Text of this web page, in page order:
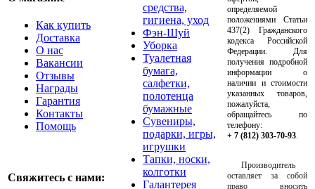
Как купить
Доставка
О нас
Вакансии
Отзывы
Награды
Гарантия
Контакты
Помощь
Свяжитесь с нами:
средства,
гигиена, уход
Фэн-Шуй
Уборка
Туалетная
бумага,
салфетки,
полотенца
бумажные
Сувениры,
подарки, игры,
игрушки
Тапки, носки,
колготки
Галантерея
определяемой
положениями Статьи
437(2) Гражданского
кодекса Российской
Федерации. Для
получения подробной
информации о
наличии и стоимости
указанных товаров,
пожалуйста,
обращайтесь по
телефону:
+ 7 (812) 303-70-93
Производитель
оставляет за собой
право вносить